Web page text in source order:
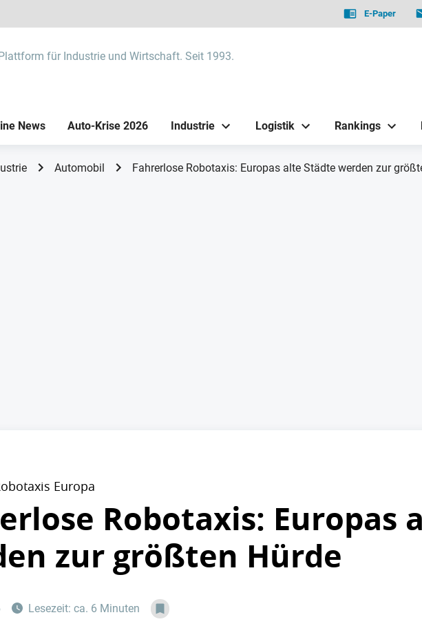
E-Paper
Plattform für Industrie und Wirtschaft. Seit 1993.
News Auto-Krise 2026 Industrie Logistik Rankings
Automobil Fahrerlose Robotaxis: Europas alte Städte werden zur
Europa
Robotaxis: Europas
zur größten Hürde
Lesezeit: ca. 6 Minuten